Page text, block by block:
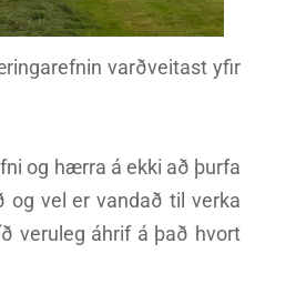
varðveitast yfir
og hærra á ekki að þurfa
og vel er vandað til verka
veruleg áhrif á það hvort